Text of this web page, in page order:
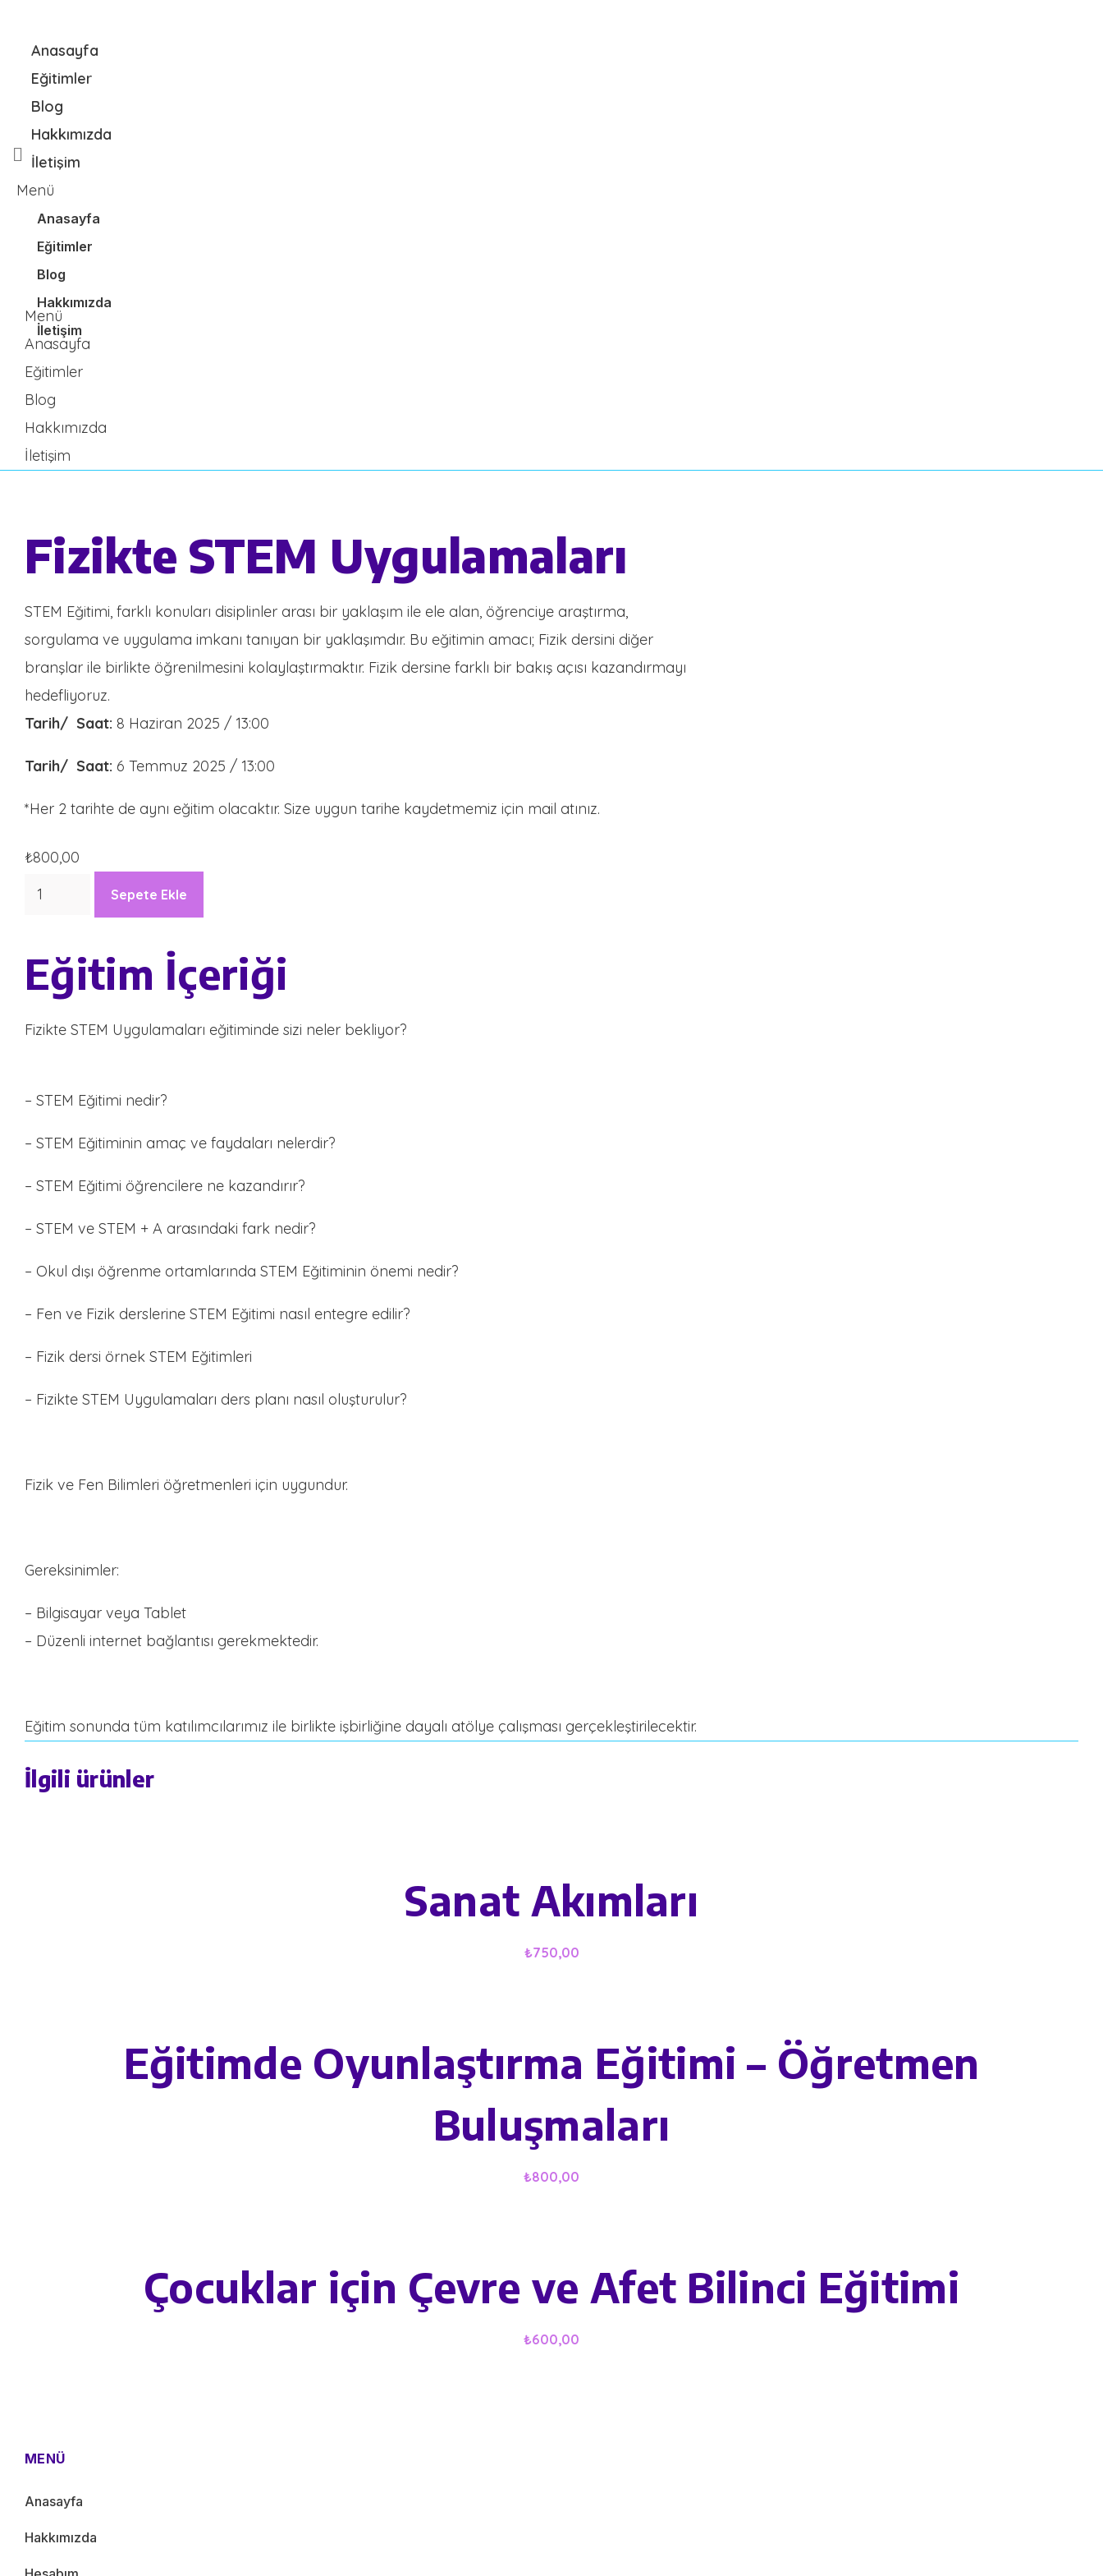
Anasayfa
Eğitimler
Blog
Hakkımızda
İletişim
Menü
Anasayfa
Eğitimler
Blog
Hakkımızda
İletişim
Menü
Anasayfa
Eğitimler
Blog
Hakkımızda
İletişim
Fizikte STEM Uygulamaları
STEM Eğitimi, farklı konuları disiplinler arası bir yaklaşım ile ele alan, öğrenciye araştırma,
sorgulama ve uygulama imkanı tanıyan bir yaklaşımdır. Bu eğitimin amacı; Fizik dersini diğer
branşlar ile birlikte öğrenilmesini kolaylaştırmaktır. Fizik dersine farklı bir bakış açısı kazandırmayı
hedefliyoruz.
Tarih/ Saat: 8 Haziran 2025 / 13:00
Tarih/ Saat: 6 Temmuz 2025 / 13:00
*Her 2 tarihte de aynı eğitim olacaktır. Size uygun tarihe kaydetmemiz için mail atınız.
₺800,00
Fizikte
adet
Sepete Ekle
Eğitim İçeriği
Fizikte STEM Uygulamaları eğitiminde sizi neler bekliyor?
– STEM Eğitimi nedir?
– STEM Eğitiminin amaç ve faydaları nelerdir?
– STEM Eğitimi öğrencilere ne kazandırır?
– STEM ve STEM + A arasındaki fark nedir?
– Okul dışı öğrenme ortamlarında STEM Eğitiminin önemi nedir?
– Fen ve Fizik derslerine STEM Eğitimi nasıl entegre edilir?
– Fizik dersi örnek STEM Eğitimleri
– Fizikte STEM Uygulamaları ders planı nasıl oluşturulur?
Fizik ve Fen Bilimleri öğretmenleri için uygundur.
Gereksinimler:
– Bilgisayar veya Tablet
– Düzenli internet bağlantısı gerekmektedir.
Eğitim sonunda tüm katılımcılarımız ile birlikte işbirliğine dayalı atölye çalışması gerçekleştirilecektir.
İlgili ürünler
Sanat Akımları
₺750,00
Eğitimde Oyunlaştırma Eğitimi – Öğretmen
Buluşmaları
₺800,00
Çocuklar için Çevre ve Afet Bilinci Eğitimi
₺600,00
MENÜ
Anasayfa
Hakkımızda